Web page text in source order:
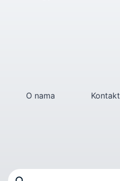
O nama Kontakt